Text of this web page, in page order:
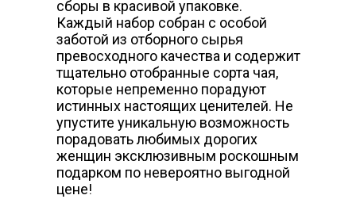
сборы в красивой упаковке.
Каждый набор собран с особой
заботой из отборного сырья
превосходного качества и содержит
тщательно отобранные сорта чая,
которые непременно порадуют
истинных настоящих ценителей. Не
упустите уникальную возможность
порадовать любимых дорогих
женщин эксклюзивным роскошным
подарком по невероятно выгодной
цене!